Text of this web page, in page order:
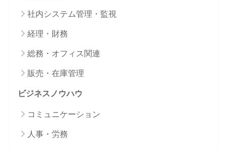
社内システム管理・監視
経理・財務
総務・オフィス関連
販売・在庫管理
ビジネスノウハウ
コミュニケーション
人事・労務